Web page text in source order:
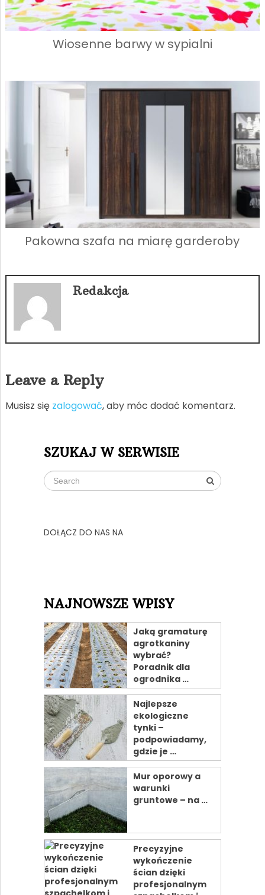
Wiosenne barwy w sypialni
Pakowna szafa na miarę garderoby
Redakcja
Leave a Reply
Musisz się zalogować, aby móc dodać komentarz.
SZUKAJ W SERWISIE
DOŁĄCZ DO NAS NA
NAJNOWSZE WPISY
Jaką gramaturę
agrotkaniny
wybrać?
Poradnik dla
ogrodnika …
Najlepsze
ekologiczne
tynki –
podpowiadamy,
gdzie je …
Mur oporowy a
warunki
gruntowe – na …
Precyzyjne
wykończenie
ścian dzięki
profesjonalnym